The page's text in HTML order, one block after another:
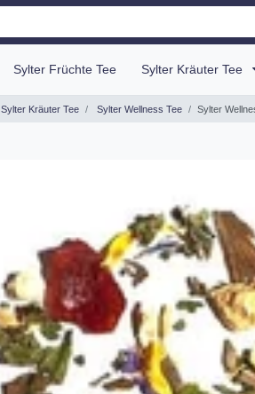
Sylter Früchte Tee Sylter Kräuter Tee
Sylter Kräuter Tee Sylter Wellness Tee Sylter